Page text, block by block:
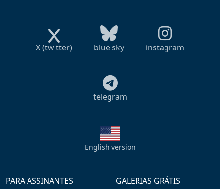
X (twitter) blue sky instagram
telegram
English version
PARA ASSINANTES
GALERIAS GRÁTIS